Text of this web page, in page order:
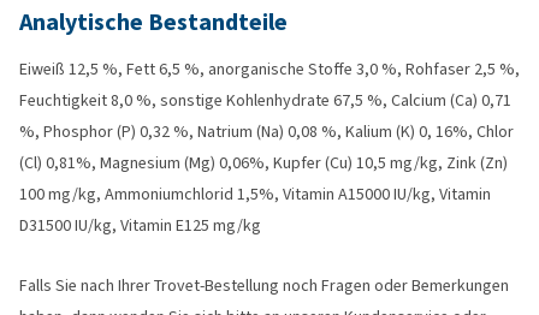
Analytische Bestandteile
Eiweiß 12,5 %, Fett 6,5 %, anorganische Stoffe 3,0 %, Rohfaser 2,5 %,
Feuchtigkeit 8,0 %, sonstige Kohlenhydrate 67,5 %, Calcium (Ca) 0,71
%, Phosphor (P) 0,32 %, Natrium (Na) 0,08 %, Kalium (K) 0, 16%, Chlor
(Cl) 0,81%, Magnesium (Mg) 0,06%, Kupfer (Cu) 10,5 mg/kg, Zink (Zn)
100 mg/kg, Ammoniumchlorid 1,5%, Vitamin A15000 IU/kg, Vitamin
D31500 IU/kg, Vitamin E125 mg/kg
Falls Sie nach Ihrer Trovet-Bestellung noch Fragen oder Bemerkungen